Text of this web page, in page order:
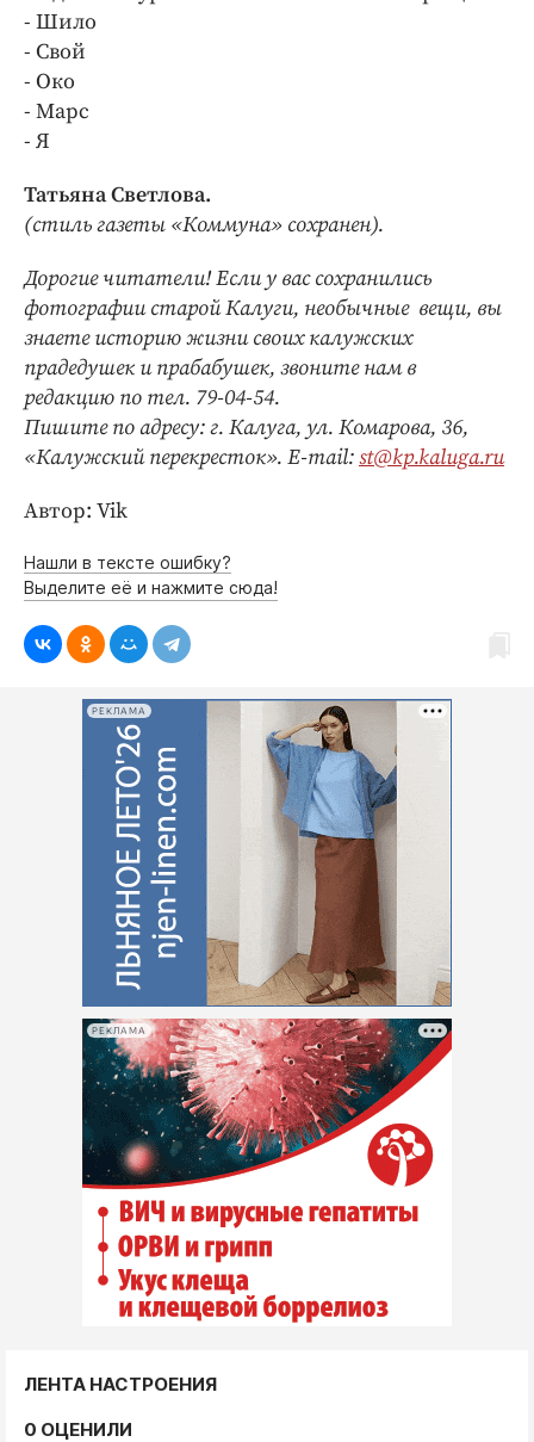
- Шило
- Свой
- Око
- Марс
- Я
Татьяна Светлова.
(стиль газеты «Коммуна» сохранен).
Дорогие читатели! Если у вас сохранились
фотографии старой Калуги, необычные вещи, вы
знаете историю жизни своих калужских
прадедушек и прабабушек, звоните нам в
редакцию по тел. 79-04-54.
Пишите по адресу: г. Калуга, ул. Комарова, 36,
«Калужский перекресток». E-mail:st@kp.kaluga.ru
Автор: Vik
Нашли в тексте ошибку?
Выделите её и нажмите сюда!
РЕКЛАМА
РЕКЛАМА
ЛЕНТА НАСТРОЕНИЯ
0 ОЦЕНИЛИ